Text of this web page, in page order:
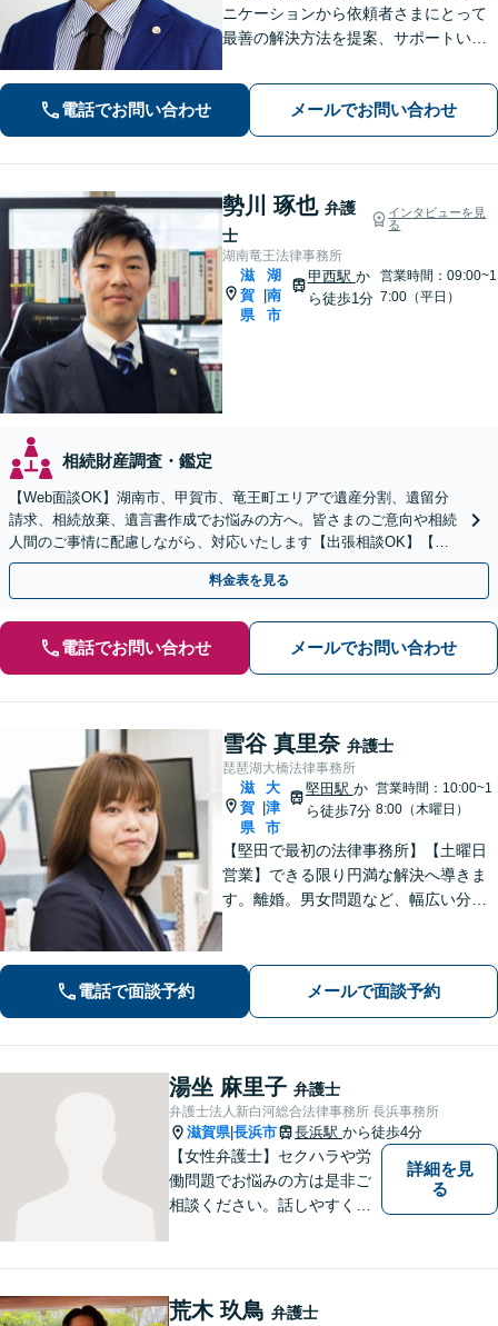
ニケーションから依頼者さまにとって
最善の解決方法を提案、サポートいた
整理の実績多数。法律だけではなく、
福祉や医療と連携し垣根を超えて解決
へと導きます。【休日、夜間対応可
能】
電話でお問い合わせ メールでお問い合わせ
勢川 琢也 弁護
士
インタビューを見
る
湖南竜王法律事務所
滋
賀
県
湖
南
市
甲西駅 か
ら徒歩1分
営業時間：09:00~1
7:00（平日）
相続財産調査・鑑定
【Web面談OK】湖南市、甲賀市、竜王町エリアで遺産分割、遺留分
請求、相続放棄、遺言書作成でお悩みの方へ。皆さまのご意向や相続
人間のご事情に配慮しながら、対応いたします【出張相談OK】【甲
西駅1分】
料金表を見る
電話でお問い合わせ メールでお問い合わせ
雪谷 真里奈 弁護士
琵琶湖大橋法律事務所
滋
賀
県
大
津
市
堅田駅 か
ら徒歩7分
営業時間：10:00~1
8:00（木曜日）
【堅田で最初の法律事務所】【土曜日
営業】できる限り円満な解決へ導きま
す。離婚。男女問題など、幅広い分野
電話で面談予約 メールで面談予約
湯坐 麻里子 弁護士
弁護士法人新白河総合法律事務所 長浜事務所
滋賀県|長浜市 長浜駅 から徒歩4分
【女性弁護士】セクハラや労
働問題でお悩みの方は是非ご
相談ください。話しやすく相
詳細を見
る
荒木 玖鳥 弁護士